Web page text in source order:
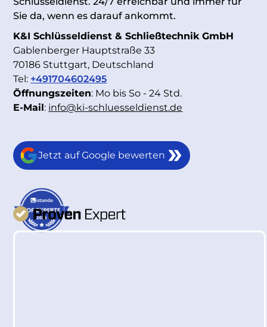
Sie da, wenn es darauf ankommt.
K&I Schlüsseldienst & Schließtechnik GmbH
Gablenberger Hauptstraße 33
70186 Stuttgart, Deutschland
Tel: +491704602495
Öffnungszeiten: Mo bis So - 24 Std.
E-Mail: info@ki-schluesseldienst.de
Jetzt auf Google bewerten